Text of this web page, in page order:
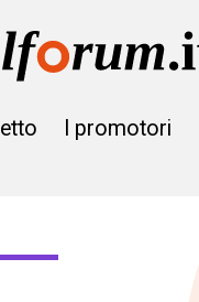
I promotori